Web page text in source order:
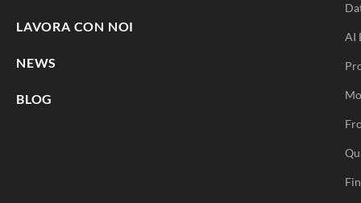
LAVORA CON NOI
NEWS
BLOG
AI